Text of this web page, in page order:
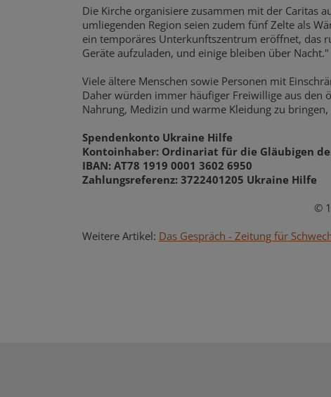
Die Kirche organisiere zusammen mit der Caritas
umliegenden Region seien zudem fünf Zelte als
ein temporäres Unterkunftszentrum eröffnet, das
Geräte aufzuladen, und einige bleiben über Nacht."
Viele ältere Menschen sowie Personen mit
Daher würden immer häufiger Freiwillige aus den
Nahrung, Medizin und warme Kleidung zu bringen,
Spendenkonto Ukraine Hilfe
Kontoinhaber: Ordinariat für die Gläubigen
IBAN: AT78 1919 0001 3602 6950
Zahlungsreferenz: 3722401205 Ukraine Hilfe
©
Weitere Artikel: Das Gespräch - Zeitung für